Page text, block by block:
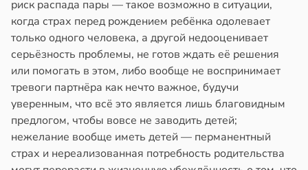
риск распада пары — такое возможно в ситуации,
когда страх перед рождением ребёнка одолевает
только одного человека, а другой недооценивает
серьёзность проблемы, не готов ждать её решения
или помогать в этом, либо вообще не воспринимает
тревоги партнёра как нечто важное, будучи
уверенным, что всё это является лишь благовидным
предлогом, чтобы вовсе не заводить детей;
нежелание вообще иметь детей — перманентный
страх и нереализованная потребность родительства